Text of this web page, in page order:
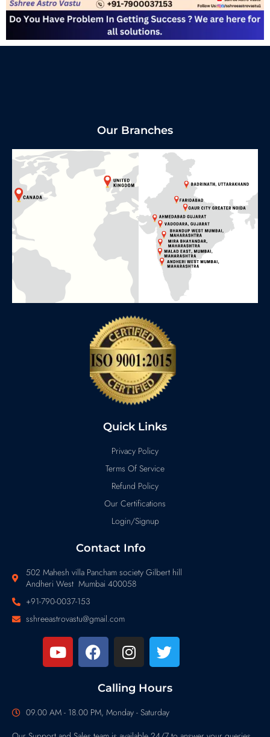
Our Branches
Quick Links
Privacy Policy
Terms Of Service
Refund Policy
Our Certifications
Login/Signup
Contact Info
502 Mahesh villa Pancham society Gilbert hill
Andheri West Mumbai 400058
+91-790-0037-153
sshreeastrovastu@gmail.com
Calling Hours
09.00 AM - 18.00 PM, Monday - Saturday